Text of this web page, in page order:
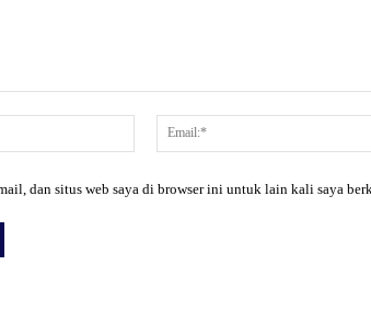
Nama:*
dan situs web saya di browser ini untuk lain kali saya